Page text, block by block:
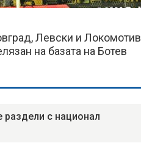
Левски и Локомотив
на базата на Ботев
с национал